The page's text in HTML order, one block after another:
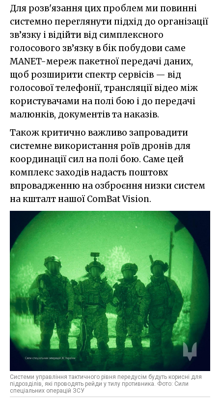
Для розв'язання цих проблем ми повинні
системно переглянути підхід до організації
зв’язку і відійти від симплексного
голосового зв’язку в бік побудови саме
MANET-мереж пакетної передачі даних,
щоб розширити спектр сервісів — від
голосової телефонії, трансляції відео між
користувачами на полі бою і до передачі
малюнків, документів та наказів.
Також критично важливо запровадити
системне використання роїв дронів для
координації сил на полі бою. Саме цей
комплекс заходів надасть поштовх
впровадженню на озброєння низки систем
на кшталт нашої ComBat Vision.
Системи управління тактичного рівня передусім будуть корисні для
підрозділів, які проводять рейди у тилу противника. Фото: Сили
спеціальних операцій ЗСУ